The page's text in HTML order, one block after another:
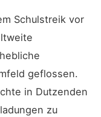
Schulstreik vor
geflossen.
in Dutzenden
zu